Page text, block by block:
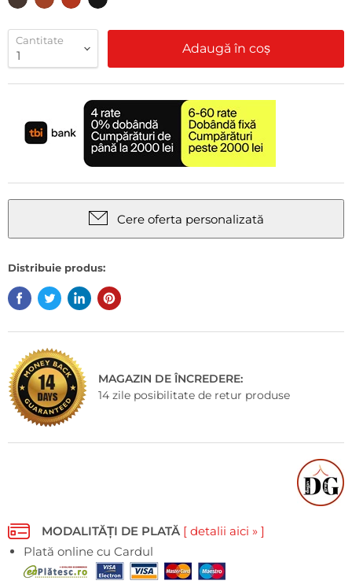
Cantitate
Adaugă în coș
Cere oferta personalizată
Distribuie produs:
MAGAZIN DE ÎNCREDERE:
14 zile posibilitate de retur produse
MODALITĂȚI DE PLATĂ [ detalii aici » ]
Plată online cu Cardul